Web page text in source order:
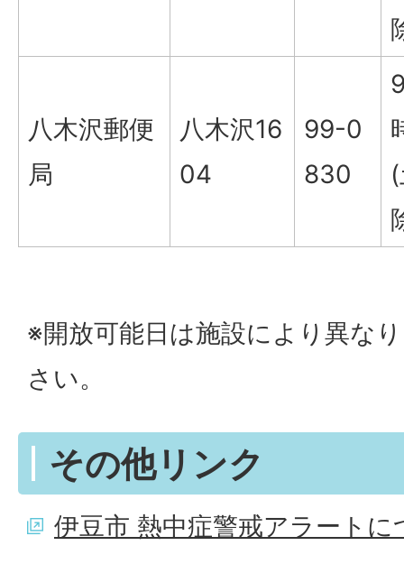
八木沢郵便
局
八木沢16
04
99-0
830
※開放可能日は施設により異な
さい。
その他リンク
伊豆市 熱中症警戒アラートに